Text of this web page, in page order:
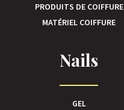
PRODUITS DE COIFFURE
MATÉRIEL COIFFURE
Nails
GEL